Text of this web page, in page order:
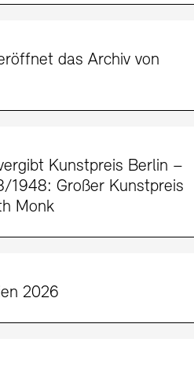
das Archiv von
Kunstpreis Berlin –
1948: Großer Kunstpreis
Monk
2026